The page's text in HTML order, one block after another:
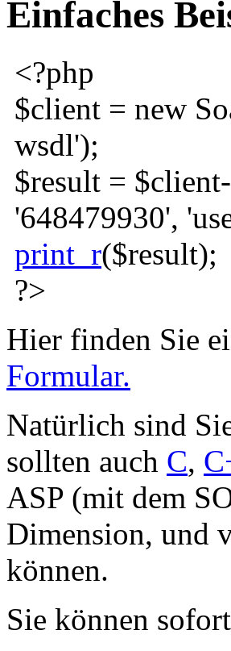
Einfaches
<?php
$client = new
wsdl');
$result = $client
'648479930',
print_r($result);
?>
Hier finden Sie
Formular.
Natürlich sind
sollten auch C,
ASP (mit dem
Dimension, und
können.
Sie können